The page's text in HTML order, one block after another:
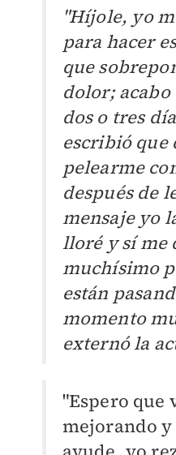
"Híjole, yo
para hacer
que
dolor; acabo
dos o tres
escribió que
pelearme
después de
mensaje yo
lloré y sí me
muchísimo
están
momento
externó la
"Espero que
mejorando y